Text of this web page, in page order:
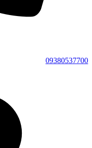
09380537700